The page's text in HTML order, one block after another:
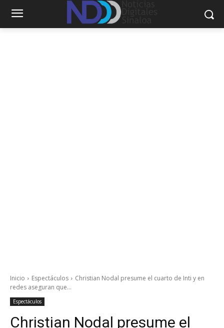
Inicio Espectáculos
Christian Nodal presume el cuarto de Inti y en
redes aseguran que...
Espectáculos
Christian Nodal presume el